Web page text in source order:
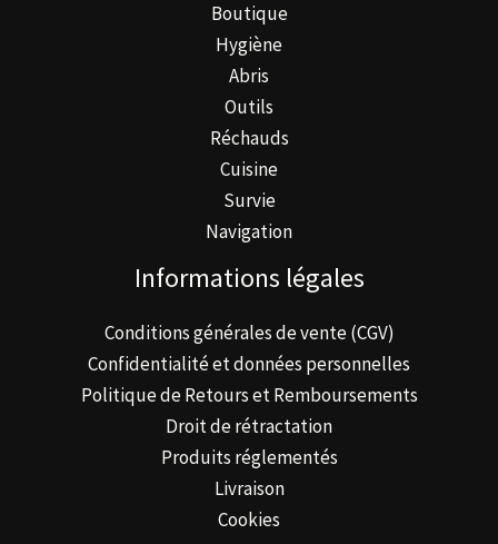
la
page
du
produit
Boutique
Hygiène
Abris
Outils
Réchauds
Cuisine
Survie
Navigation
Informations légales
Conditions générales de vente (CGV)
Confidentialité et données personnelles
Politique de Retours et Remboursements
Droit de rétractation
Produits réglementés
Livraison
Cookies